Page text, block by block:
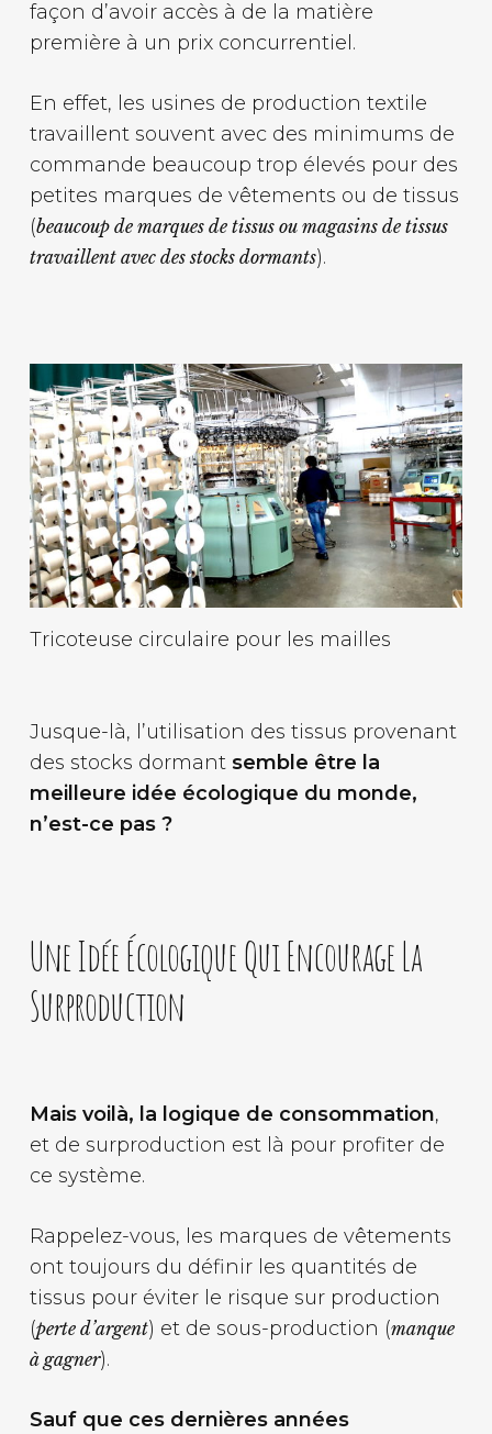
façon d’avoir accès à de la matière
première à un prix concurrentiel.
En effet, les usines de production textile
travaillent souvent avec des minimums de
commande beaucoup trop élevés pour des
petites marques de vêtements ou de tissus
(beaucoup de marques de tissus ou magasins de tissus
travaillent avec des stocks dormants).
Tricoteuse circulaire pour les mailles
Jusque-là, l’utilisation des tissus provenant
des stocks dormant semble être la
meilleure idée écologique du monde,
n’est-ce pas ?
Une Idée Écologique Qui Encourage La
Surproduction
Mais voilà, la logique de consommation,
et de surproduction est là pour profiter de
ce système.
Rappelez-vous, les marques de vêtements
ont toujours du définir les quantités de
tissus pour éviter le risque sur production
(perte d’argent) et de sous-production (manque
à gagner).
Sauf que ces dernières années